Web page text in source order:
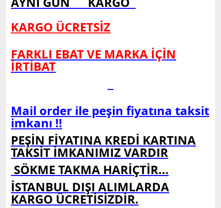
KARGO ÜCRETSİZ
FARKLI EBAT VE MARKA İÇİN
İRTİBAT
Mail order ile peşin fiyatına taksit
imkanı !!
PEŞİN FİYATINA KREDİ KARTINA
TAKSİT İMKANIMIZ VARDIR
SÖKME TAKMA HARİÇTİR...
İSTANBUL DIŞI ALIMLARDA
KARGO ÜCRETİSİZDİR.